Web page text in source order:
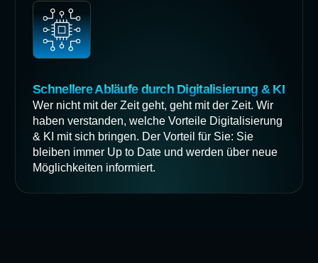
Schnellere Abläufe durch Digitalisierung & KI
Wer nicht mit der Zeit geht, geht mit der Zeit. Wir
haben verstanden, welche Vorteile Digitalisierung
& KI mit sich bringen. Der Vorteil für Sie: Sie
bleiben immer Up to Date und werden über neue
Möglichkeiten informiert.